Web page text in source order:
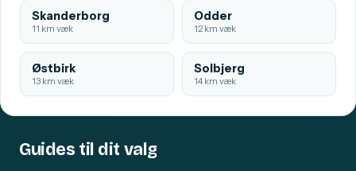
Skanderborg
11 km væk
Odder
12 km væk
Østbirk
13 km væk
Solbjerg
14 km væk
Guides til dit valg